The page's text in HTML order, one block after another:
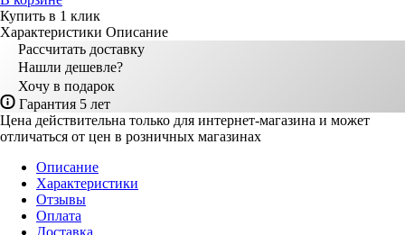
Купить в 1 клик
Характеристики Описание
Рассчитать доставку
Нашли дешевле?
Хочу в подарок
Гарантия 5 лет
Цена действительна только для интернет-магазина и может
отличаться от цен в розничных магазинах
Описание
Характеристики
Отзывы
Оплата
Доставка